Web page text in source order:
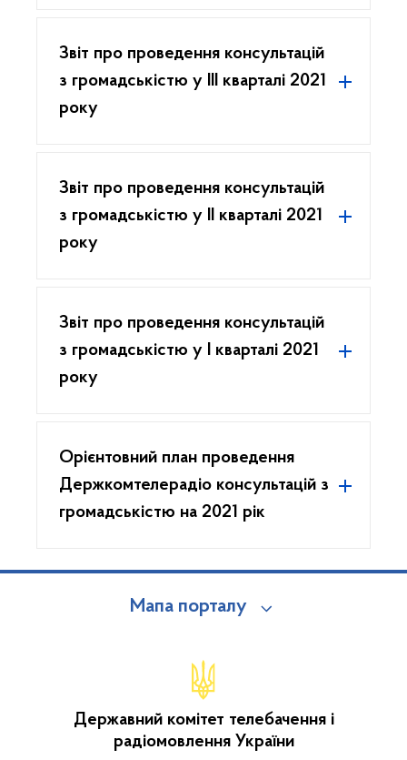
Звіт про проведення консультацій
з громадськістю у III кварталі 2021
року
Звіт про проведення консультацій
з громадськістю у II кварталі 2021
року
Звіт про проведення консультацій
з громадськістю у I кварталі 2021
року
Орієнтовний план проведення
Держкомтелерадіо консультацій з
громадськістю на 2021 рік
Мапа порталу
Державний комітет телебачення і
радіомовлення України